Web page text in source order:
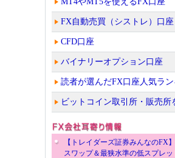
FX自動売買（シストレ）口座
CFD口座
バイナリーオプション口座
読者が選んだFX口座人気ラン
ビットコイン取引所・販売所
【トレイダーズ証券みんなのFX
スワップ＆最狭水準の低スプレッ